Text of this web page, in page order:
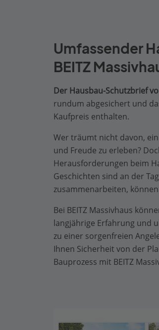
Umfassender
BEITZ
Der Hausbau-Schutzbrief
rundum abgesichert und
Kaufpreis enthalten.
Wer träumt nicht davon,
und Freude zu erleben?
Herausforderungen beim
Geschichten sind an der
zusammenarbeiten,
Bei BEITZ Massivhaus
langjährige Erfahrung und
zu einer sorgenfreien
Ihnen Sicherheit von der
Bauprozess mit BEITZ